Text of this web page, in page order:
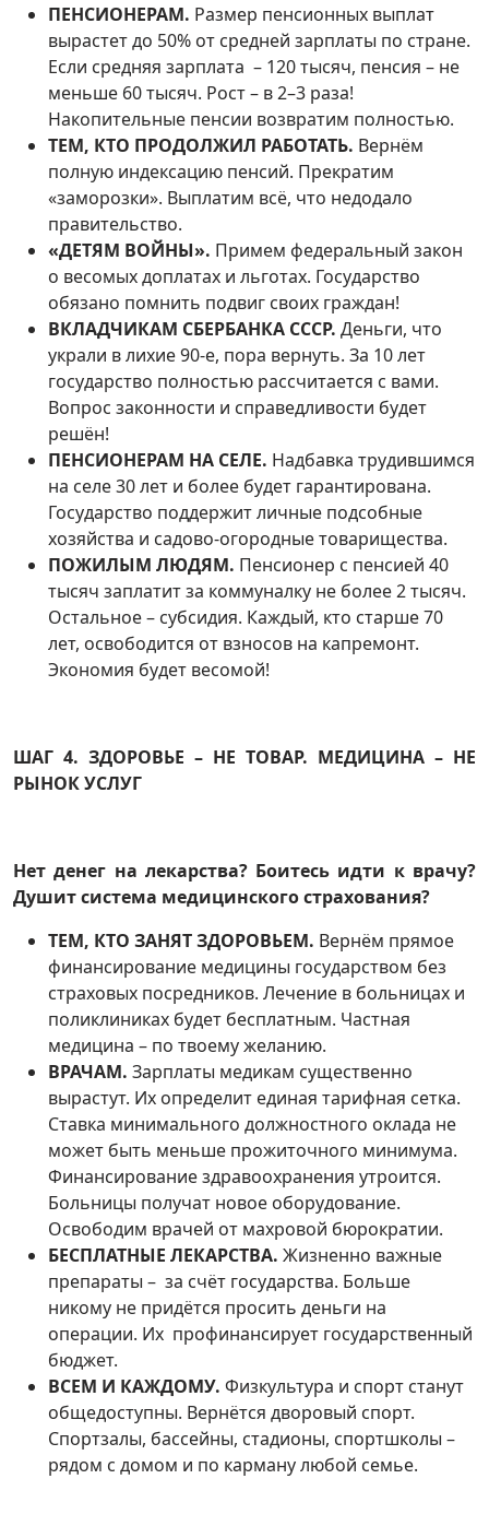
ПЕНСИОНЕРАМ. Размер пенсионных выплат
вырастет до 50% от средней зарплаты по стране.
Если средняя зарплата – 120 тысяч, пенсия – не
меньше 60 тысяч. Рост – в 2–3 раза!
Накопительные пенсии возвратим полностью.
ТЕМ, КТО ПРОДОЛЖИЛ РАБОТАТЬ. Вернём
полную индексацию пенсий. Прекратим
«заморозки». Выплатим всё, что недодало
правительство.
«ДЕТЯМ ВОЙНЫ». Примем федеральный закон
о весомых доплатах и льготах. Государство
обязано помнить подвиг своих граждан!
ВКЛАДЧИКАМ СБЕРБАНКА СССР. Деньги, что
украли в лихие 90-е, пора вернуть. За 10 лет
государство полностью рассчитается с вами.
Вопрос законности и справедливости будет
решён!
ПЕНСИОНЕРАМ НА СЕЛЕ. Надбавка трудившимся
на селе 30 лет и более будет гарантирована.
Государство поддержит личные подсобные
хозяйства и садово-огородные товарищества.
ПОЖИЛЫМ ЛЮДЯМ. Пенсионер с пенсией 40
тысяч заплатит за коммуналку не более 2 тысяч.
Остальное – субсидия. Каждый, кто старше 70
лет, освободится от взносов на капремонт.
Экономия будет весомой!
ШАГ 4. ЗДОРОВЬЕ – НЕ ТОВАР. МЕДИЦИНА – НЕ
РЫНОК УСЛУГ
Нет денег на лекарства? Боитесь идти к врачу?
Душит система медицинского страхования?
ТЕМ, КТО ЗАНЯТ ЗДОРОВЬЕМ. Вернём прямое
финансирование медицины государством без
страховых посредников. Лечение в больницах и
поликлиниках будет бесплатным. Частная
медицина – по твоему желанию.
ВРАЧАМ. Зарплаты медикам существенно
вырастут. Их определит единая тарифная сетка.
Ставка минимального должностного оклада не
может быть меньше прожиточного минимума.
Финансирование здравоохранения утроится.
Больницы получат новое оборудование.
Освободим врачей от махровой бюрократии.
БЕСПЛАТНЫЕ ЛЕКАРСТВА. Жизненно важные
препараты – за счёт государства. Больше
никому не придётся просить деньги на
операции. Их профинансирует государственный
бюджет.
ВСЕМ И КАЖДОМУ. Физкультура и спорт станут
общедоступны. Вернётся дворовый спорт.
Спортзалы, бассейны, стадионы, спортшколы –
рядом с домом и по карману любой семье.